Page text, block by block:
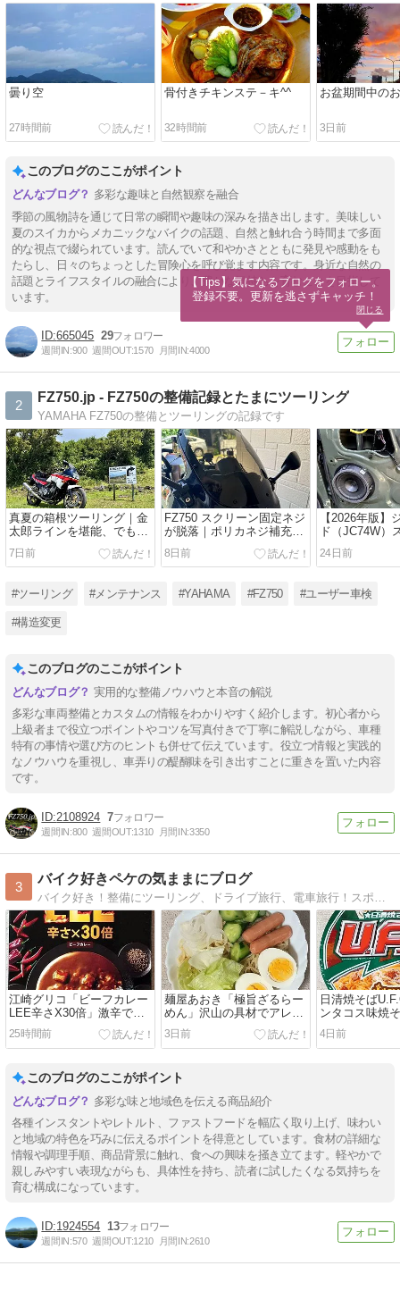
曇り空
27時間前
骨付きチキンステ－キ^^
32時間前
お盆期間中の
3日前
このブログのここがポイント
多彩な趣味と自然観察を融合
季節の風物詩を通じて日常の瞬間や趣味の深みを描き出します。美味しい
夏のスイカからメカニックなバイクの話題、自然と触れ合う時間まで多面
的な視点で綴られています。読んでいて和やかさとともに発見や感動をも
たらし、日々のちょっとした冒険心を呼び覚ます内容です。身近な自然の
話題とライフスタイルの融合により、豊かな気持ちを育むことを目指して
います。
665045 29
週間IN:900 週間OUT:1570 月間IN:4000
2
FZ750.jp - FZ750の整備記録とたまにツーリング
YAMAHA FZ750の整備とツーリングの記録です
真夏の箱根ツーリング｜金
太郎ラインを堪能、でも猛
暑日はほどほどに！
7日前
FZ750 スクリーン固定ネジ
が脱落｜ポリカネジ補充と
クッションテープで異音対
策
8日前
【2026年版】
ド（JC74W）
おすすめ7選
解
24日前
#ツーリング #メンテナンス #YAHAMA #FZ750 #ユーザー車検
#構造変更
このブログのここがポイント
実用的な整備ノウハウと本音の解説
多彩な車両整備とカスタムの情報をわかりやすく紹介します。初心者から
上級者まで役立つポイントやコツを写真付きで丁寧に解説しながら、車種
特有の事情や選び方のヒントも併せて伝えています。役立つ情報と実践的
なノウハウを重視し、車弄りの醍醐味を引き出すことに重きを置いた内容
です。
2108924 7
週間IN:800 週間OUT:1310 月間IN:3350
3
バイク好きペケの気ままにブログ
江崎グリコ「ビーフカレー
LEE辛さX30倍」激辛でも
肉と野菜の旨味が感じられ
るが「超辛」はハンパない
25時間前
麺屋あおき「極旨ざるらー
めん」沢山の具材でアレン
ジレシピで男の料理｜青木
食品
3日前
日清焼そば
ンタコス味焼
サルサソース
4日前
このブログのここがポイント
多彩な味と地域色を伝える商品紹介
各種インスタントやレトルト、ファストフードを幅広く取り上げ、味わい
と地域の特色を巧みに伝えるポイントを得意としています。食材の詳細な
情報や調理手順、商品背景に触れ、食への興味を掻き立てます。軽やかで
親しみやすい表現ながらも、具体性を持ち、読者に試したくなる気持ちを
育む構成になっています。
1924554 13
週間IN:570 週間OUT:1210 月間IN:2610
【Tips】気になるブログをフォロー。
登録不要。更新を逃さずキャッチ！
閉じる